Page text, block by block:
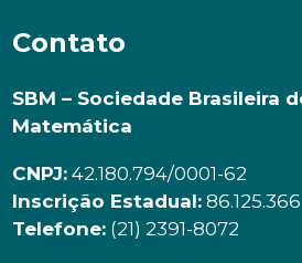
Contato
SBM – Sociedade Brasileira
Matemática
CNPJ: 42.180.794/0001-62
Inscrição Estadual: 86.125.366
Telefone: (21) 2391-8072